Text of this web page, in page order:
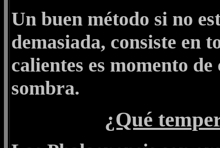
Un buen método si no
demasiada, consiste en
calientes es momento
sombra.
¿Qué